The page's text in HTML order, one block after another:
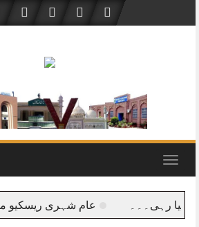
content
Toggle
رہی۔۔۔ عام شہری ریسکیو